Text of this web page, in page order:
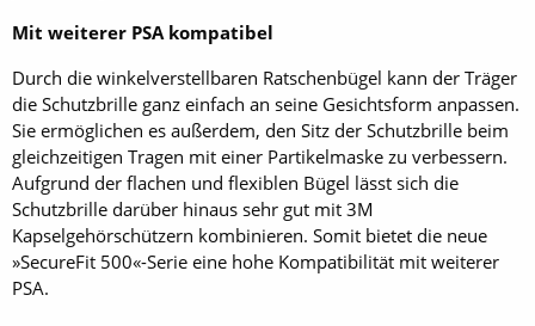
Mit weiterer PSA kompatibel
Durch die winkelverstellbaren Ratschenbügel kann der Träger
die Schutzbrille ganz einfach an seine Gesichtsform anpassen.
Sie ermöglichen es außerdem, den Sitz der Schutzbrille beim
gleichzeitigen Tragen mit einer Partikelmaske zu verbessern.
Aufgrund der flachen und flexiblen Bügel lässt sich die
Schutzbrille darüber hinaus sehr gut mit 3M
Kapselgehörschützern kombinieren. Somit bietet die neue
»SecureFit 500«-Serie eine hohe Kompatibilität mit weiterer
PSA.